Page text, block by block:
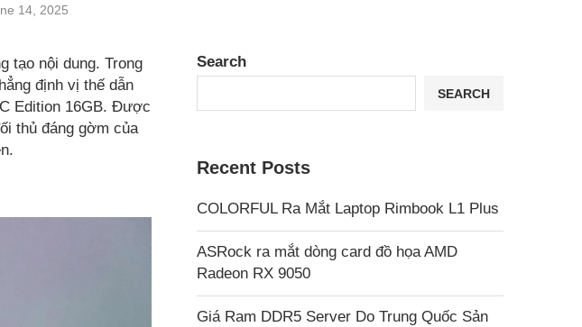
14, 2025
tạo nội dung. Trong
định vị thế dẫn
Edition 16GB. Được
thủ đáng gờm của
Search
SEARCH
Recent Posts
COLORFUL Ra Mắt Laptop Rimbook L1 Plus
ASRock ra mắt dòng card đồ họa AMD
Radeon RX 9050
Giá Ram DDR5 Server Do Trung Quốc Sản